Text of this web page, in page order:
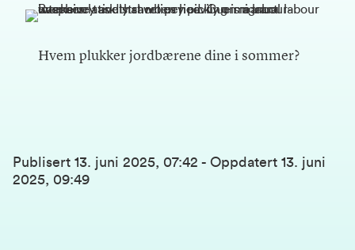
Hvem plukker jordbærene dine i sommer?
Publisert 13. juni 2025, 07:42 - Oppdatert 13. juni
2025, 09:49